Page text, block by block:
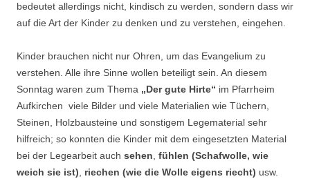
bedeutet allerdings nicht, kindisch zu werden, sondern dass wir
auf die Art der Kinder zu denken und zu verstehen, eingehen.
Kinder brauchen nicht nur Ohren, um das Evangelium zu
verstehen. Alle ihre Sinne wollen beteiligt sein. An diesem
Sonntag waren zum Thema „Der gute Hirte“ im Pfarrheim
Aufkirchen viele Bilder und viele Materialien wie Tüchern,
Steinen, Holzbausteine und sonstigem Legematerial sehr
hilfreich; so konnten die Kinder mit dem eingesetzten Material
bei der Legearbeit auch sehen, fühlen (Schafwolle, wie
weich sie ist), riechen (wie die Wolle eigens riecht) usw.